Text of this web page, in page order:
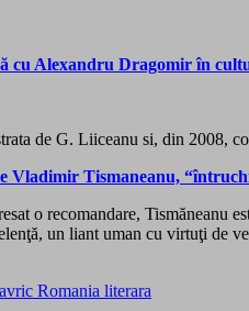
cu Alexandru Dragomir în
de G. Liiceanu si, din 2008,
Vladimir Tismaneanu,
o recomandare,
un liant uman cu virtuţi de